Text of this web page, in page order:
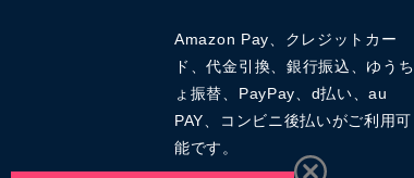
Amazon Pay、クレジットカー
ド、代金引換、銀行振込、ゆうち
ょ振替、PayPay、d払い、au
PAY、コンビニ後払いがご利用可
能です。